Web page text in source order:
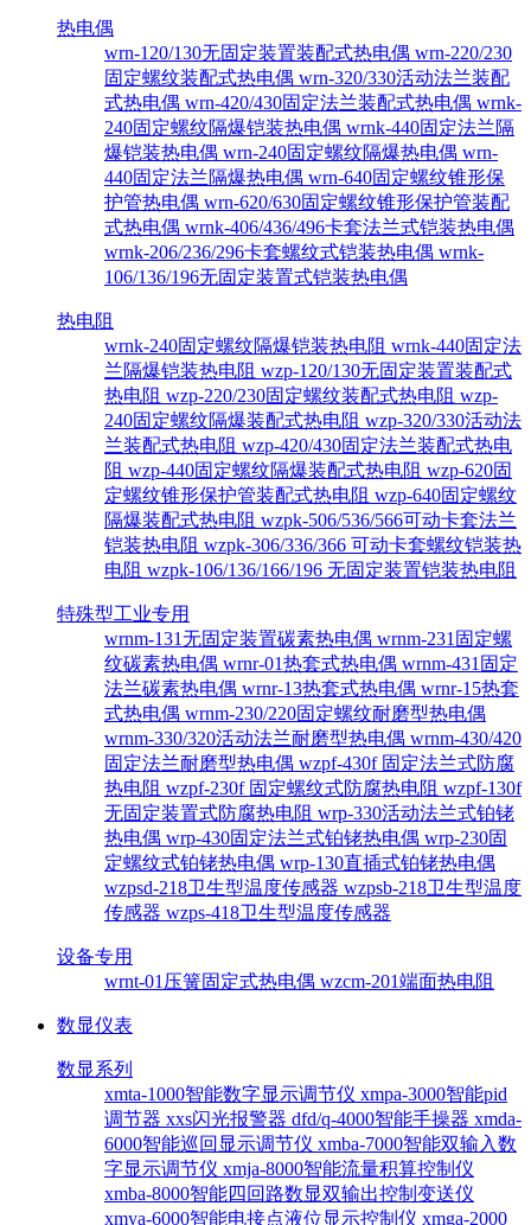
热电偶
wrn-120/130无固定装置装配式热电偶 wrn-220/230
固定螺纹装配式热电偶 wrn-320/330活动法兰装配
式热电偶 wrn-420/430固定法兰装配式热电偶 wrnk-
240固定螺纹隔爆铠装热电偶 wrnk-440固定法兰隔
爆铠装热电偶 wrn-240固定螺纹隔爆热电偶 wrn-
440固定法兰隔爆热电偶 wrn-640固定螺纹锥形保
护管热电偶 wrn-620/630固定螺纹锥形保护管装配
式热电偶 wrnk-406/436/496卡套法兰式铠装热电偶
wrnk-206/236/296卡套螺纹式铠装热电偶 wrnk-
106/136/196无固定装置式铠装热电偶
热电阻
wrnk-240固定螺纹隔爆铠装热电阻 wrnk-440固定法
兰隔爆铠装热电阻 wzp-120/130无固定装置装配式
热电阻 wzp-220/230固定螺纹装配式热电阻 wzp-
240固定螺纹隔爆装配式热电阻 wzp-320/330活动法
兰装配式热电阻 wzp-420/430固定法兰装配式热电
阻 wzp-440固定螺纹隔爆装配式热电阻 wzp-620固
定螺纹锥形保护管装配式热电阻 wzp-640固定螺纹
隔爆装配式热电阻 wzpk-506/536/566可动卡套法兰
铠装热电阻 wzpk-306/336/366 可动卡套螺纹铠装热
电阻 wzpk-106/136/166/196 无固定装置铠装热电阻
特殊型工业专用
wrnm-131无固定装置碳素热电偶 wrnm-231固定螺
纹碳素热电偶 wrnr-01热套式热电偶 wrnm-431固定
法兰碳素热电偶 wrnr-13热套式热电偶 wrnr-15热套
式热电偶 wrnm-230/220固定螺纹耐磨型热电偶
wrnm-330/320活动法兰耐磨型热电偶 wrnm-430/420
固定法兰耐磨型热电偶 wzpf-430f 固定法兰式防腐
热电阻 wzpf-230f 固定螺纹式防腐热电阻 wzpf-130f
无固定装置式防腐热电阻 wrp-330活动法兰式铂铑
热电偶 wrp-430固定法兰式铂铑热电偶 wrp-230固
定螺纹式铂铑热电偶 wrp-130直插式铂铑热电偶
wzpsd-218卫生型温度传感器 wzpsb-218卫生型温度
传感器 wzps-418卫生型温度传感器
设备专用
wrnt-01压簧固定式热电偶 wzcm-201端面热电阻
数显仪表
数显系列
xmta-1000智能数字显示调节仪 xmpa-3000智能pid
调节器 xxs闪光报警器 dfd/q-4000智能手操器 xmda-
6000智能巡回显示调节仪 xmba-7000智能双输入数
字显示调节仪 xmja-8000智能流量积算控制仪
xmba-8000智能四回路数显双输出控制变送仪
xmya-6000智能电接点液位显示控制仪 xmga-2000